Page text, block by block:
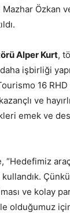
Özkan
Alper Kurt,
işbirliği
16
ve
emek ve
“Hedefimiz
ve kolay
olduğumuz